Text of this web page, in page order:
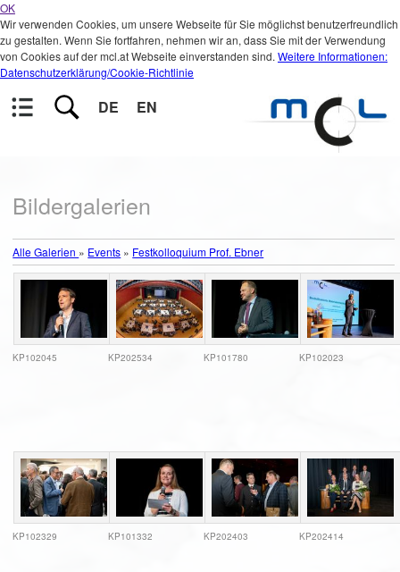
OK
Wir verwenden Cookies, um unsere Webseite für Sie möglichst benutzerfreundlich
zu gestalten. Wenn Sie fortfahren, nehmen wir an, dass Sie mit der Verwendung
von Cookies auf der mcl.at Webseite einverstanden sind. Weitere Informationen:
Datenschutzerklärung/Cookie-Richtlinie
DE EN
Bildergalerien
Alle Galerien » Events » Festkolloquium Prof. Ebner
KP102045 KP202534 KP101780 KP102023
KP102329 KP101332 KP202403 KP202414